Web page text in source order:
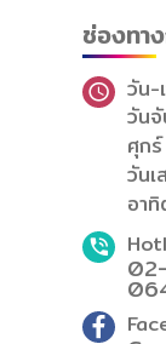
ช่องทา
วัน-
วัน
ศุกร์
วัน
อา